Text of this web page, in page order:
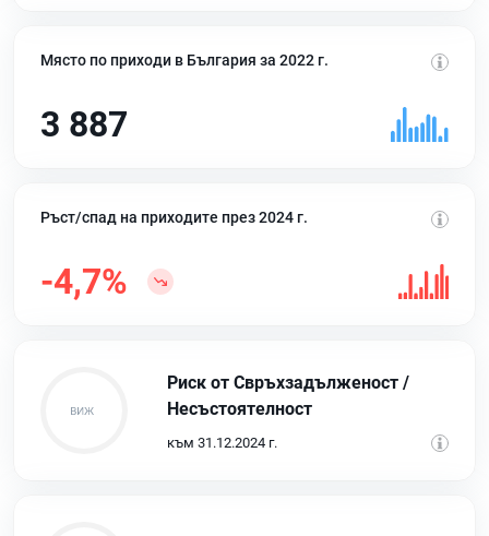
Място по приходи в България за 2022 г.
3 887
Ръст/спад на приходите през 2024 г.
-4,7%
Риск от Свръхзадълженост /
Несъстоятелност
към 31.12.2024 г.